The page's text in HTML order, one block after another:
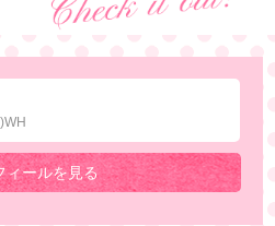
ィールを見る